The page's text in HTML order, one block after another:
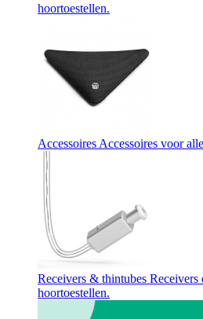
hoortoestellen.
Accessoires Accessoires voor
Receivers & thintubes Receivers
hoortoestellen.